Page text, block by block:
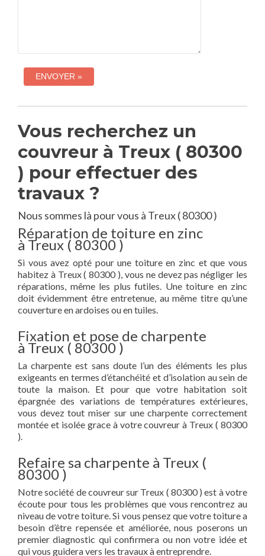
Vous recherchez un
couvreur à Treux ( 80300
) pour effectuer des
travaux ?
Nous sommes là pour vous à Treux ( 80300 )
Réparation de toiture en zinc
à Treux ( 80300 )
Si vous avez opté pour une toiture en zinc et que vous
habitez à Treux ( 80300 ), vous ne devez pas négliger les
réparations, même les plus futiles. Une toiture en zinc
doit évidemment être entretenue, au même titre qu’une
couverture en ardoises ou en tuiles.
Fixation et pose de charpente
à Treux ( 80300 )
La charpente est sans doute l’un des éléments les plus
exigeants en termes d’étanchéité et d’isolation au sein de
toute la maison. Et pour que votre habitation soit
épargnée des variations de températures extérieures,
vous devez tout miser sur une charpente correctement
montée et isolée grace à votre couvreur à Treux ( 80300
).
Refaire sa charpente à Treux (
80300 )
Notre société de couvreur sur Treux ( 80300 ) est à votre
écoute pour tous les problèmes que vous rencontrez au
niveau de votre toiture. Si vous pensez que votre toiture a
besoin d’être repensée et améliorée, nous poserons un
premier diagnostic qui confirmera ou non votre idée et
qui vous guidera vers les travaux à entreprendre.